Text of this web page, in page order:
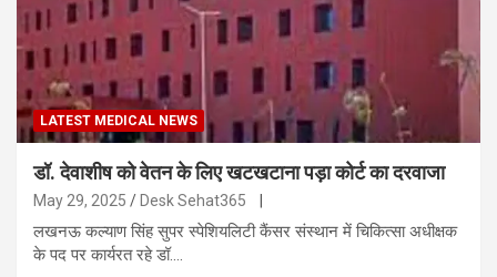
LATEST MEDICAL NEWS
डॉ. देवाशीष को वेतन के लिए खटखटाना पड़ा कोर्ट का दरवाजा
May 29, 2025 Desk Sehat365 |
लखनऊ कल्याण सिंह सुपर स्पेशियलिटी कैंसर संस्थान में चिकित्सा अधीक्षक
के पद पर कार्यरत रहे डॉ.…